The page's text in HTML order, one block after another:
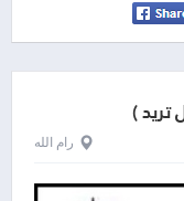
تريد )
رام الله